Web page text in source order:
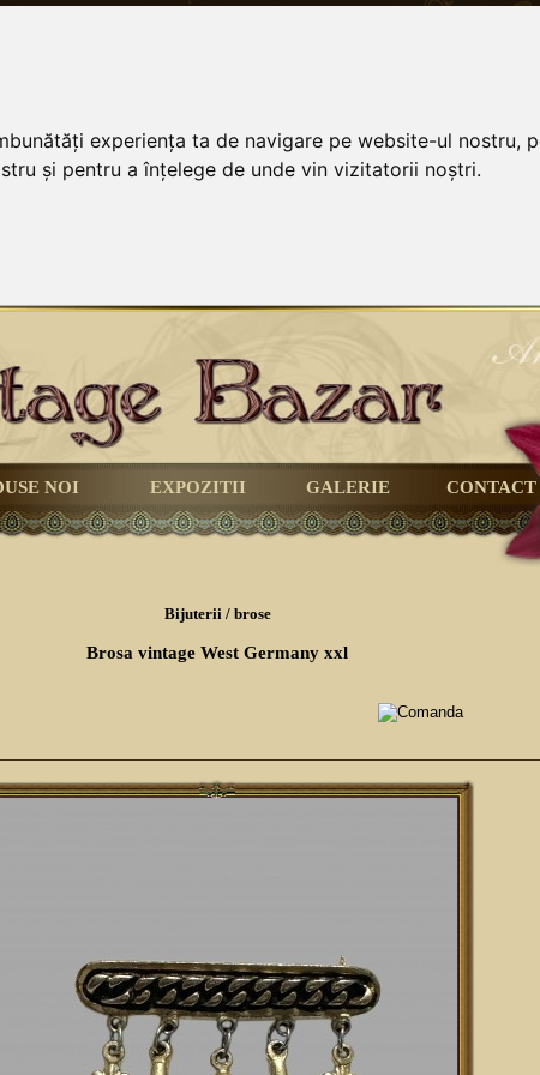
experiența ta de navigare pe website-ul nostru,
și pentru a înțelege de unde vin vizitatorii noștri.
NOI EXPOZITII GALERIE CONTACT
Bijuterii / brose
Brosa vintage West Germany xxl